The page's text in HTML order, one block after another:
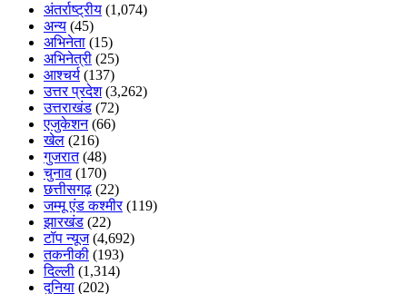
अंतर्राष्ट्रीय (1,074)
अन्य (45)
अभिनेता (15)
अभिनेत्री (25)
आश्चर्य (137)
उत्तर प्रदेश(3,262)
उत्तराखंड (72)
एजुकेशन(66)
खेल (216)
गुजरात(48)
चुनाव (170)
छत्तीसगढ़ (22)
जम्मू एंड कश्मीर(119)
झारखंड (22)
टॉप न्यूज(4,692)
तकनीकी (193)
दिल्ली (1,314)
दुनिया (202)